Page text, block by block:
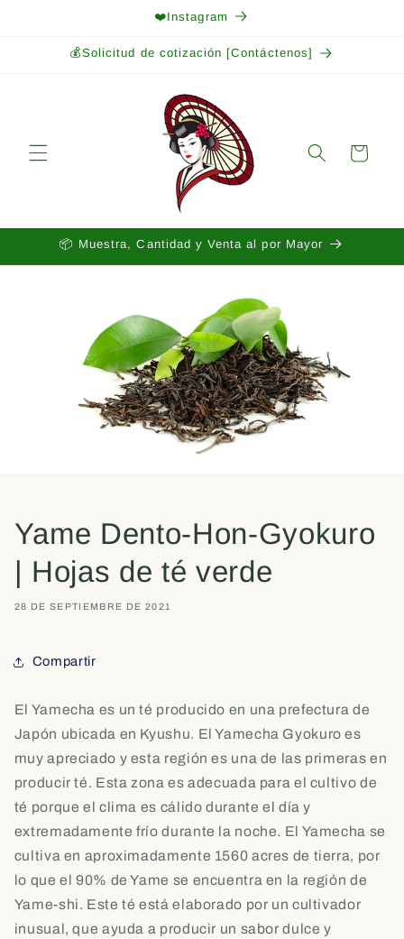
❤️Instagram
💰Solicitud de cotización [Contáctenos]
Carrito
📦 Muestra, Cantidad y Venta al por Mayor
Yame Dento-Hon-Gyokuro
| Hojas de té verde
28 DE SEPTIEMBRE DE 2021
Compartir
El Yamecha es un té producido en una prefectura de
Japón ubicada en Kyushu. El Yamecha Gyokuro es
muy apreciado y esta región es una de las primeras en
producir té. Esta zona es adecuada para el cultivo de
té porque el clima es cálido durante el día y
extremadamente frío durante la noche. El Yamecha se
cultiva en aproximadamente 1560 acres de tierra, por
lo que el 90% de Yame se encuentra en la región de
Yame-shi. Este té está elaborado por un cultivador
inusual, que ayuda a producir un sabor dulce y